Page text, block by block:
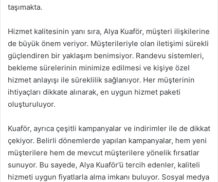
taşımakta.
Hizmet kalitesinin yanı sıra, Alya Kuaför, müşteri ilişkilerine
de büyük önem veriyor. Müşterileriyle olan iletişimi sürekli
güçlendiren bir yaklaşım benimsiyor. Randevu sistemleri,
bekleme sürelerinin minimize edilmesi ve kişiye özel
hizmet anlayışı ile süreklilik sağlanıyor. Her müşterinin
ihtiyaçları dikkate alınarak, en uygun hizmet paketi
oluşturuluyor.
Kuaför, ayrıca çeşitli kampanyalar ve indirimler ile de dikkat
çekiyor. Belirli dönemlerde yapılan kampanyalar, hem yeni
müşterilere hem de mevcut müşterilere yönelik fırsatlar
sunuyor. Bu sayede, Alya Kuaför’ü tercih edenler, kaliteli
hizmeti uygun fiyatlarla alma imkanı buluyor. Sosyal medya